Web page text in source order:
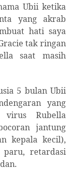
Ubii ketika
yang akrab
hati saya
tak ringan
saat masih
5 bulan Ubii
yang
virus Rubella
jantung
kepala kecil),
paru, retardasi